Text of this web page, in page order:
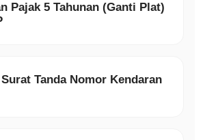
Pajak 5 Tahunan (Ganti Plat)
Tanda Nomor Kendaran